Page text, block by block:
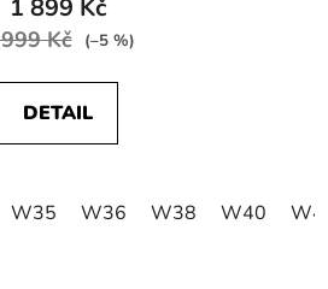
1 899 Kč
Kč (–5 %)
DETAIL
W35 W36 W38 W40